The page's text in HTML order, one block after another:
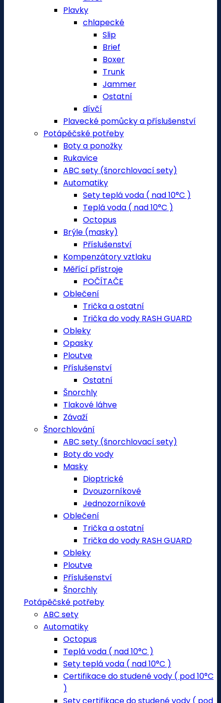
Plavky
chlapecké
Slip
Brief
Boxer
Trunk
Jammer
Ostatní
dívčí
Plavecké pomůcky a příslušenství
Potápěčské potřeby
Boty a ponožky
Rukavice
ABC sety (šnorchlovací sety)
Automatiky
Sety teplá voda ( nad 10°C )
Teplá voda ( nad 10°C )
Octopus
Brýle (masky)
Příslušenství
Kompenzátory vztlaku
Měřící přístroje
POČÍTAČE
Oblečení
Trička a ostatní
Trička do vody RASH GUARD
Obleky
Opasky
Ploutve
Příslušenství
Ostatní
Šnorchly
Tlakové láhve
Závaží
Šnorchlování
ABC sety (šnorchlovací sety)
Boty do vody
Masky
Dioptrické
Dvouzorníkové
Jednozorníkové
Oblečení
Trička a ostatní
Trička do vody RASH GUARD
Obleky
Ploutve
Příslušenství
Šnorchly
Potápěčské potřeby
ABC sety
Automatiky
Octopus
Teplá voda ( nad 10°C )
Sety teplá voda ( nad 10°C )
Certifikace do studené vody ( pod 10°C
)